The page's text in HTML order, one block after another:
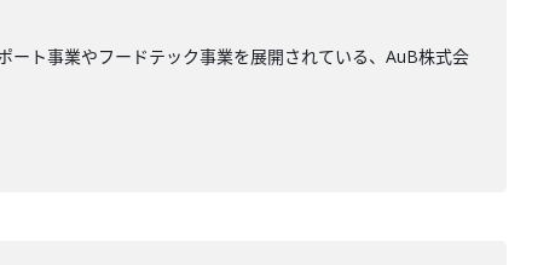
ート事業やフードテック事業を展開されている、AuB株式会